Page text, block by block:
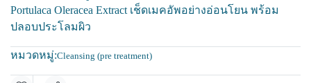
Portulaca Oleracea Extract เช็ดเมคอัพอย่างอ่อนโยน พร้อม
ปลอบประโลมผิว
หมวดหมู่:Cleansing (pre treatment)